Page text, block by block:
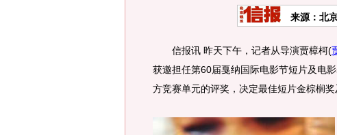
来源：北
信报讯 昨天下午，记者从导演贾樟柯(
获邀担任第60届戛纳国际电影节短片及电
方竞赛单元的评奖，决定最佳短片金棕榈奖